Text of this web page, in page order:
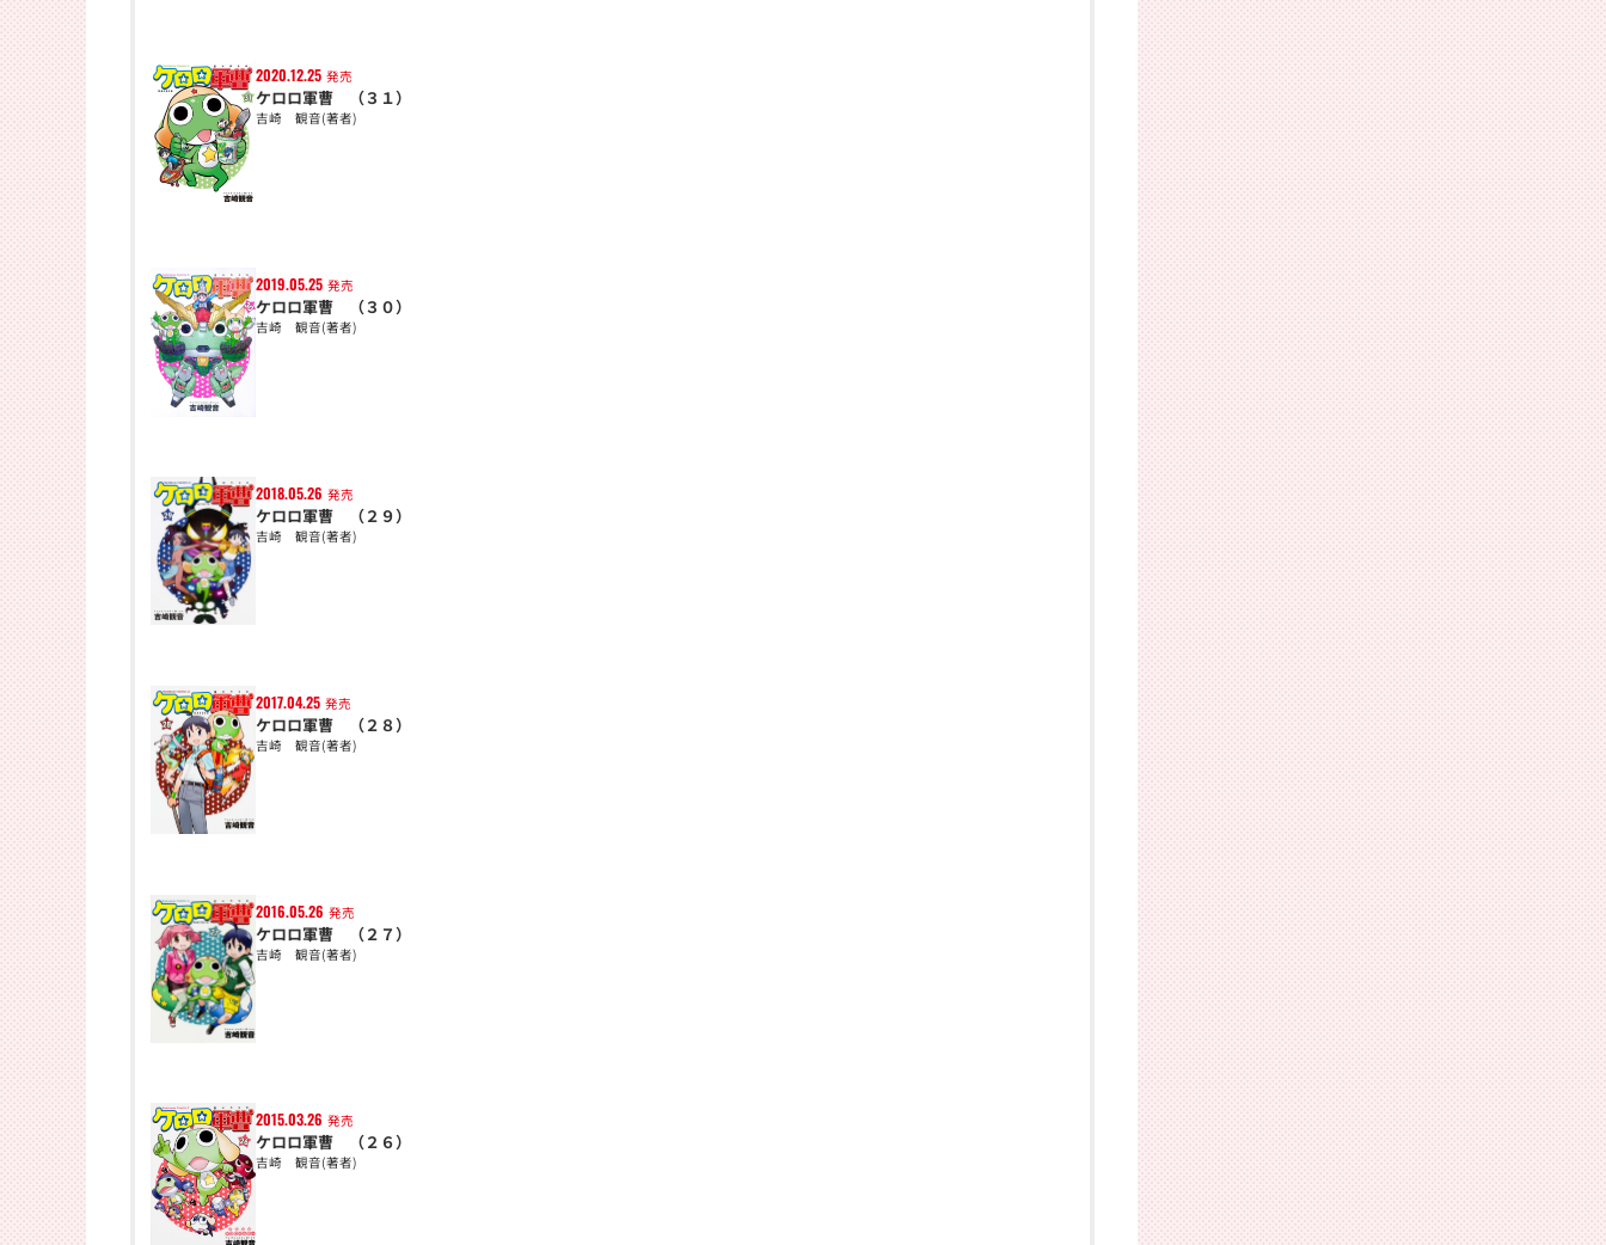
2020.12.25 発売
ケロロ軍曹 （３１）
吉崎 観音(著者)
2019.05.25 発売
ケロロ軍曹 （３０）
吉崎 観音(著者)
2018.05.26 発売
ケロロ軍曹 （２９）
吉崎 観音(著者)
2017.04.25 発売
ケロロ軍曹 （２８）
吉崎 観音(著者)
2016.05.26 発売
ケロロ軍曹 （２７）
吉崎 観音(著者)
2015.03.26 発売
ケロロ軍曹 （２６）
吉崎 観音(著者)